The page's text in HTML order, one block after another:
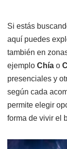
Si estás
aquí puedes
también en
ejemplo Chía o
presenciales y
según cada
permite elegir
forma de vivir el